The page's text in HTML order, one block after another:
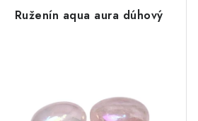
Ruženín aqua aura dúhový
4,50 €